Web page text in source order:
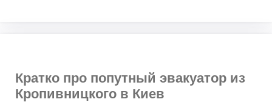
Кратко про попутный эвакуатор из
Кропивницкого в Киев